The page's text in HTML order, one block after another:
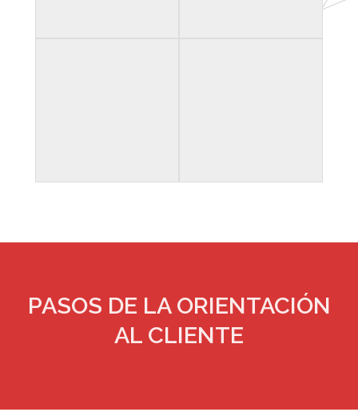
PASOS DE LA ORIENTACIÓN
AL CLIENTE